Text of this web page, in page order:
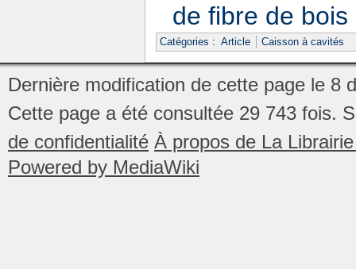
de fibre de
Catégories : Article Caisson à cavités
Dernière modification de cette page le 8
Cette page a été consultée 29 743 fois.
de confidentialité À propos de La
Powered by MediaWiki